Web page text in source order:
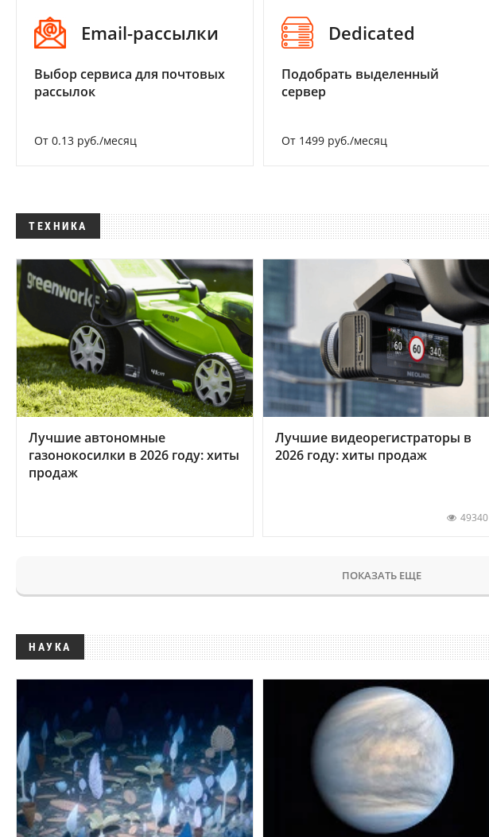
Email-рассылки
Выбор сервиса для почтовых
рассылок
От 0.13 руб./месяц
Dedicated
Подобрать выделенный
сервер
От 1499 руб./месяц
ТЕХНИКА
Лучшие автономные
газонокосилки в 2026 году: хиты
продаж
Лучшие видеорегистраторы в
2026 году: хиты продаж
49340
ПОКАЗАТЬ ЕЩЕ
НАУКА